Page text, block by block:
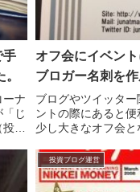
手
ーナ
じ
信
オフ会にイベン
ブロガー名刺を
ブログやツイッタ
ントの際にあると便
少し大きなオフ会と
合ったかも覚えて...
投資ブログ運営